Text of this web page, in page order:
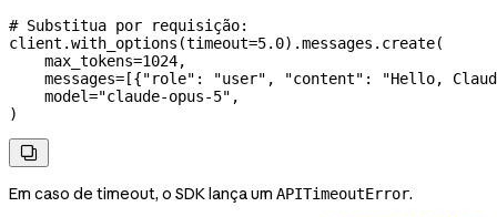
# Substitua por requisição:
client.with_options(timeout=5.0).messages.create(
    max_tokens
=1024,
    messages
=[{"role" : "user" , "content" :
"Hello,
    model
="claude-opus-5" ,
)

Em caso de timeout, o SDK lança um APITimeoutError.